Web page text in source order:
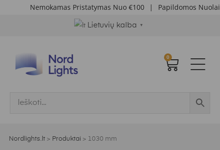
Nemokamas Pristatymas Nuo €100 Papildomos
Lietuvių kalba ▼
0
Nordlights.lt > Produktai > 1030 mm